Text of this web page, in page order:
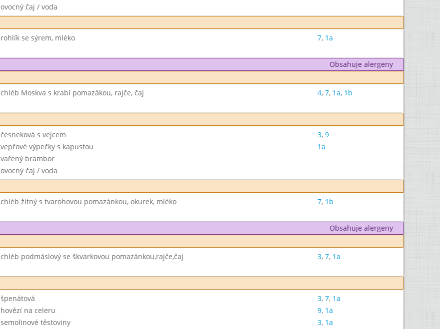
ovocný čaj / voda
rohlík se sýrem, mléko 7, 1a
Obsahuje alergeny
chléb Moskva s krabí pomazákou, rajče, čaj 4, 7, 1a, 1b
česneková s vejcem 3, 9
vepřové výpečky s kapustou
1a
vařený brambor
ovocný čaj / voda
chléb žitný s tvarohovou pomazánkou, okurek, mléko 7, 1b
Obsahuje alergeny
chléb podmáslový se škvarkovou pomazánkou,rajče,čaj 3, 7, 1a
špenátová 3, 7, 1a
hovězí na celeru 9, 1a
semolinové těstoviny 3, 1a